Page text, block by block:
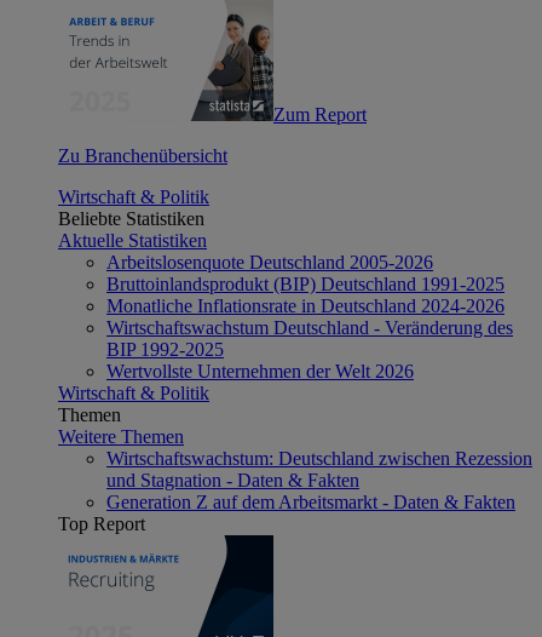
Zum Report
Zu Branchenübersicht
Wirtschaft & Politik
Beliebte Statistiken
Aktuelle Statistiken
Arbeitslosenquote Deutschland 2005-2026
Bruttoinlandsprodukt (BIP) Deutschland 1991-2025
Monatliche Inflationsrate in Deutschland 2024-2026
Wirtschaftswachstum Deutschland - Veränderung des
BIP 1992-2025
Wertvollste Unternehmen der Welt 2026
Wirtschaft & Politik
Themen
Weitere Themen
Wirtschaftswachstum: Deutschland zwischen Rezession
und Stagnation - Daten & Fakten
Generation Z auf dem Arbeitsmarkt - Daten & Fakten
Top Report